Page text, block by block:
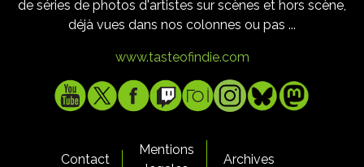
de séries de photos d'artistes sur scènes et hors scène,
déjà vues dans nos colonnes ou pas ...
www.tasteofindie.com
Contact
Mentions
Archives